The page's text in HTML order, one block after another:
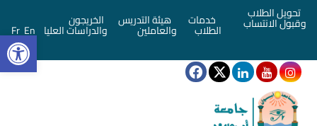
تحويل الطلاب
وقبول الانتساب خدمات
الطلاب
هيئة التدريس
والعاملين
الخريجون
والدراسات العليا En
Fr